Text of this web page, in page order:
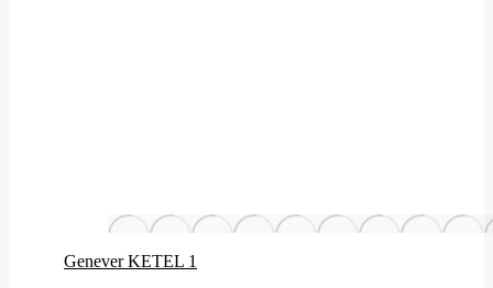
Genever KETEL 1